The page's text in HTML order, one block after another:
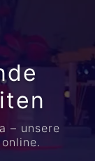
– unsere